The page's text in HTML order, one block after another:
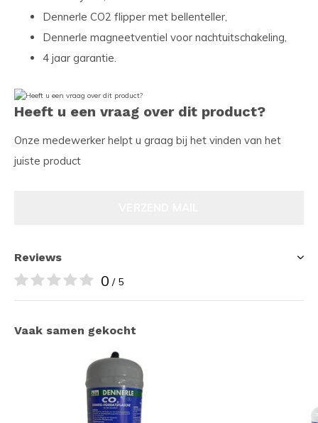
Dennerle CO2 flipper met bellenteller,
Dennerle magneetventiel voor nachtuitschakeling,
4 jaar garantie.
Heeft u een vraag over dit product?
Onze medewerker helpt u graag bij het vinden van het
juiste product
Reviews
0 / 5
Vaak samen gekocht